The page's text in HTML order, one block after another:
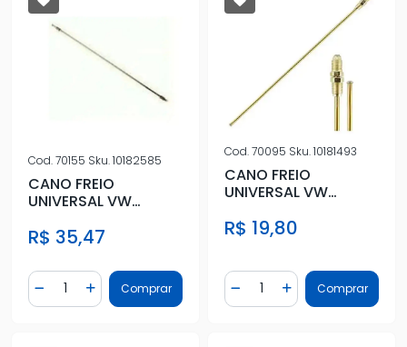
Cod.70155 Sku.10182585
CANO FREIO
UNIVERSAL VW
R$ 35,47
Diminuir Quantidade
Quantidade
Adicionar Quantidade
Comprar
Cod.70095 Sku.10181493
CANO FREIO
UNIVERSAL VW
R$ 19,80
Diminuir Quantidade
Quantidade
AdicionarComprar